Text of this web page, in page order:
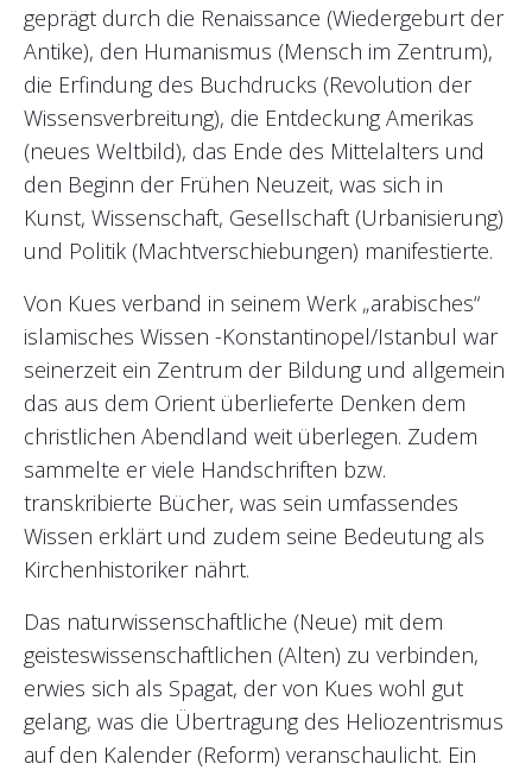
geprägt durch die Renaissance (Wiedergeburt der
Antike), den Humanismus (Mensch im Zentrum),
die Erfindung des Buchdrucks (Revolution der
Wissensverbreitung), die Entdeckung Amerikas
(neues Weltbild), das Ende des Mittelalters und
den Beginn der Frühen Neuzeit, was sich in
Kunst, Wissenschaft, Gesellschaft (Urbanisierung)
und Politik (Machtverschiebungen) manifestierte.
Von Kues verband in seinem Werk „arabisches“
islamisches Wissen -Konstantinopel/Istanbul war
seinerzeit ein Zentrum der Bildung und allgemein
das aus dem Orient überlieferte Denken dem
christlichen Abendland weit überlegen. Zudem
sammelte er viele Handschriften bzw.
transkribierte Bücher, was sein umfassendes
Wissen erklärt und zudem seine Bedeutung als
Kirchenhistoriker nährt.
Das naturwissenschaftliche (Neue) mit dem
geisteswissenschaftlichen (Alten) zu verbinden,
erwies sich als Spagat, der von Kues wohl gut
gelang, was die Übertragung des Heliozentrismus
auf den Kalender (Reform) veranschaulicht. Ein